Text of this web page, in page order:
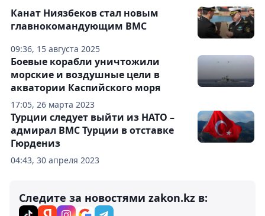
09:36, 15 августа 2025
Канат Ниязбеков стал новым
главнокомандующим ВМС
17:05, 26 марта 2023
Боевые корабли уничтожили
морские и воздушные цели в
акватории Каспийского моря
04:43, 30 апреля 2023
Турции следует выйти из НАТО –
адмирал ВМС Турции в отставке
Гюрдениз
Следите за новостями zakon.kz в: